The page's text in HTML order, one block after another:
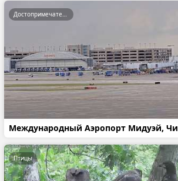
Международный Аэропорт Мидуэй,
Достопримечательности
Птицы